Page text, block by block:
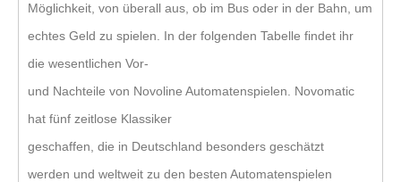
Möglichkeit, von überall aus, ob im Bus oder in der Bahn, um
echtes Geld zu spielen. In der folgenden Tabelle findet ihr
die wesentlichen Vor-
und Nachteile von Novoline Automatenspielen. Novomatic
hat fünf zeitlose Klassiker
geschaffen, die in Deutschland besonders geschätzt
werden und weltweit zu den besten Automatenspielen